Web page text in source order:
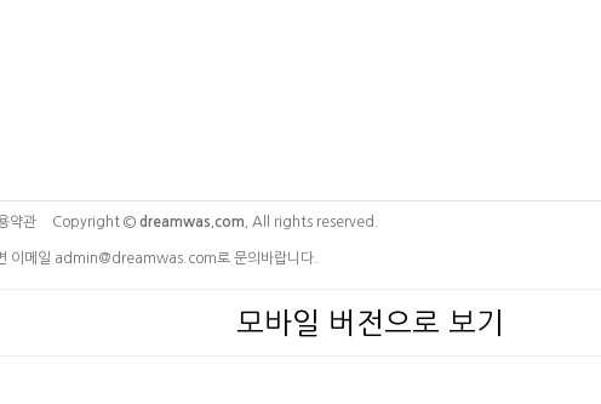
약관 Copyright © dreamwas.com. All rights reserved.
이메일 admin@dreamwas.com로 문의바랍니다.
모바일 버전으로 보기